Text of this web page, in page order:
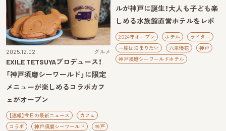
2025.12.02 グルメ
EXILE TETSUYAプロデュース！
「神戸須磨シーワールド」に限定
メニューが楽しめるコラボカフ
ェがオープン
【速報】今日の最新ニュース
カフェ
コラボ
神⼾須磨シーワールド
神戸
ルが神戸に誕生！大人も子ども楽
しめる水族館直営ホテルをレポ
2024年オープン ホテル
ライター
一度は泊まりたい
六⾞優花
神戸
神戸須磨シーワールドホテル